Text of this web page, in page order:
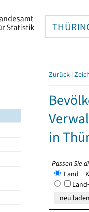
Zurück |
in
Passen Sie
Land +